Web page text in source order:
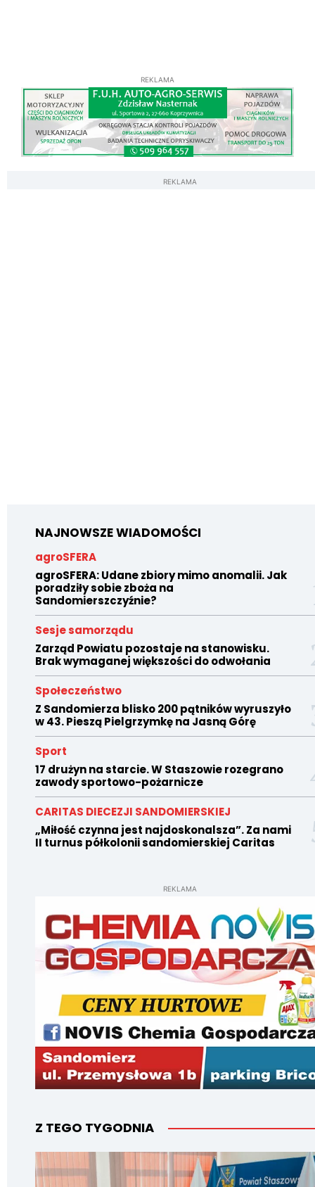
REKLAMA
REKLAMA
NAJNOWSZE WIADOMOŚCI
agroSFERA
agroSFERA: Udane zbiory mimo anomalii. Jak
poradziły sobie zboża na
Sandomierszczyźnie?
Sesje samorządu
Zarząd Powiatu pozostaje na stanowisku.
Brak wymaganej większości do odwołania
Społeczeństwo
Z Sandomierza blisko 200 pątników wyruszyło
w 43. Pieszą Pielgrzymkę na Jasną Górę
Sport
17 drużyn na starcie. W Staszowie rozegrano
zawody sportowo-pożarnicze
CARITAS DIECEZJI SANDOMIERSKIEJ
„Miłość czynna jest najdoskonalsza”. Za nami
II turnus półkolonii sandomierskiej Caritas
REKLAMA
Z TEGO TYGODNIA